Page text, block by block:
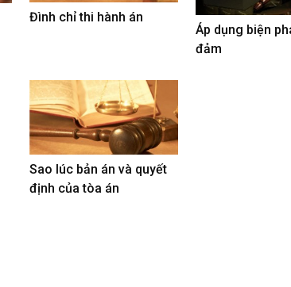
Đình chỉ thi hành án
Áp dụng biện
đảm
Sao lúc bản án và quyết
định của tòa án